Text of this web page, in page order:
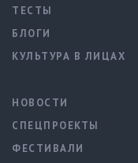
ТЕСТЫ
БЛОГИ
КУЛЬТУРА В ЛИЦАХ
НОВОСТИ
СПЕЦПРОЕКТЫ
ФЕСТИВАЛИ